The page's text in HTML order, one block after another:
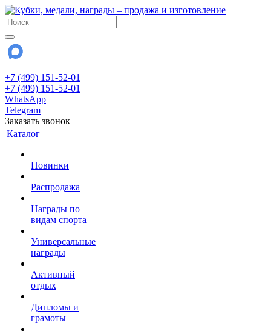
+7 (499) 151-52-01
+7 (499) 151-52-01
WhatsApp
Telegram
Заказать звонок
Каталог
Новинки
Распродажа
Награды по
видам спорта
Универсальные
награды
Активный
отдых
Дипломы и
грамоты